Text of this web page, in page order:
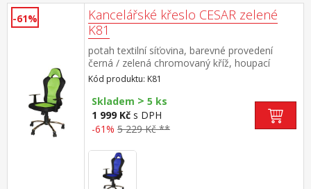
-61%
Kancelářské křeslo CESAR zelené
K81
potah textilní síťovina, barevné provedení
černá / zelená chromovaný kříž, houpací
mechanismus výškově nastavitelné, výška
sedu 45-55 cm, výška opěradla 73 cm
doporučená nosnost do 120 kg
Kód produktu: K81
Skladem > 5 ks
1 999 Kč s DPH
-61% 5 229 Kč **